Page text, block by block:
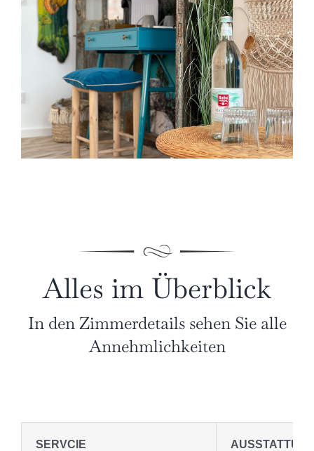
Alles im Überblick
In den Zimmerdetails sehen Sie alle
Annehmlichkeiten
SERVCIE